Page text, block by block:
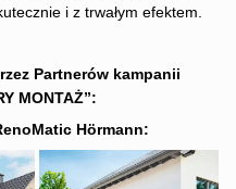
i z trwałym efektem.
Partnerów kampanii
MONTAŻ”:
Hörmann: